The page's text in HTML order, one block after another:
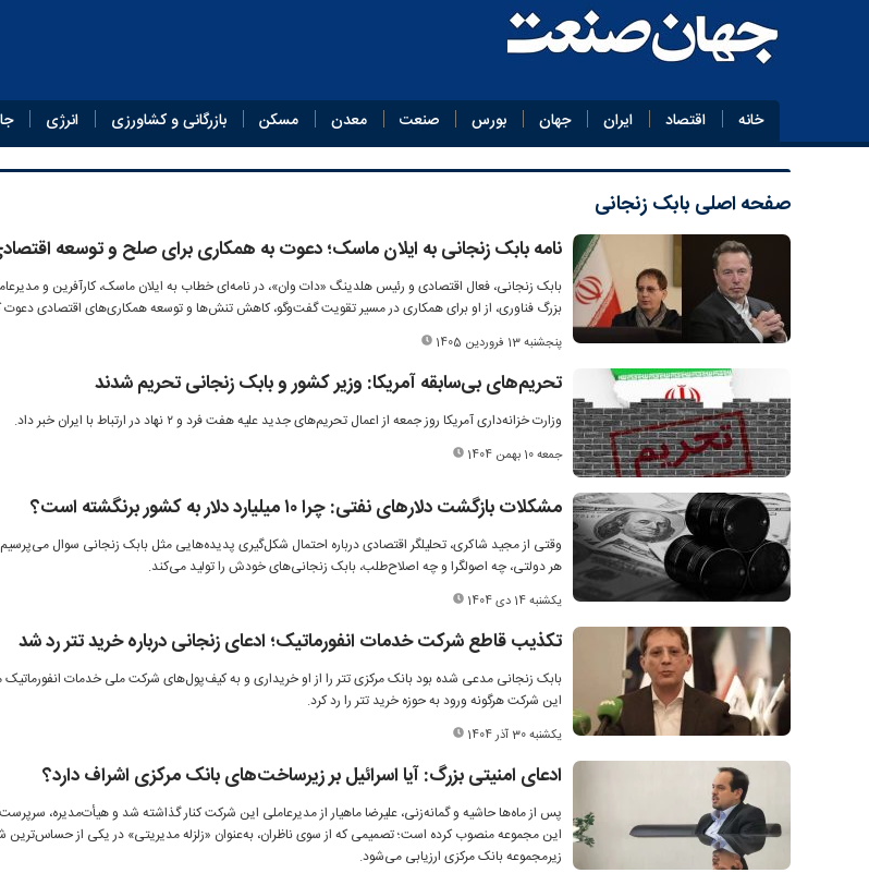
خانه اقتصاد ایران جهان بورس صنعت معدن مسکن بازرگانی و کشاورزی انرژی
صفحه اصلی بابک زنجانی
نامه بابک زنجانی به ایلان ماسک؛ دعوت به همکاری برای صلح و توسعه
بابک زنجانی، فعال اقتصادی و رئیس هلدینگ «دات وان»، در نامه‌ای خطاب به ایلان ماسک، کارآفرین و
بزرگ فناوری، از او برای همکاری در مسیر تقویت گفت‌وگو، کاهش تنش‌ها و توسعه همکاری‌های اقتصادی دعوت
پنجشنبه 13 فروردین 1405
تحریم‌های بی‌سابقه آمریکا: وزیر کشور و بابک زنجانی تحریم شدند
وزارت خزانه‌داری آمریکا روز جمعه از اعمال تحریم‌های جدید علیه هفت فرد و ۲ نهاد در ارتباط با ایران خبر داد.
جمعه 10 بهمن 1404
مشکلات بازگشت دلارهای نفتی: چرا ۱۰ میلیارد دلار به کشور برنگشته است؟
وقتی از مجید شاکری، تحلیلگر اقتصادی درباره احتمال شکل‌گیری پدیده‌هایی مثل بابک زنجانی سوال
هر دولتی، چه اصولگرا و چه اصلاح‌طلب، بابک زنجانی‌های خودش را تولید می‌کند.
یکشنبه 14 دی 1404
تکذیب قاطع شرکت خدمات انفورماتیک؛ ادعای زنجانی درباره خرید تتر رد شد
بابک زنجانی مدعی شده بود بانک مرکزی تتر را از او خریداری و به کیف‌پول‌های شرکت ملی خدمات انفورماتیک
این شرکت هرگونه ورود به حوزه خرید تتر را رد کرد.
یکشنبه 30 آذر 1404
ادعای امنیتی بزرگ: آیا اسرائیل بر زیرساخت‌های بانک مرکزی اشراف دارد؟
پس از ماه‌ها حاشیه و گمانه‌زنی، علیرضا ماهیار از مدیرعاملی این شرکت کنار گذاشته شد و هیأت‌مدیره،
این مجموعه منصوب کرده است؛ تصمیمی که از سوی ناظران، به‌عنوان «زلزله مدیریتی» در یکی از
زیرمجموعه بانک مرکزی ارزیابی می‌شود.